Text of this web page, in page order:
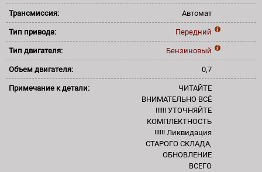
Трансмиссия: Автомат
Тип привода: Передний
Тип двигателя: Бензиновый
Объем двигателя: 0,7
Примечание к детали:
ЧИТАЙТЕ
ВНИМАТЕЛЬНО ВСЁ
!!!!!! УТОЧНЯЙТЕ
КОМПЛЕКТНОСТЬ
!!!!!! Ликвидация
СТАРОГО СКЛАДА,
ОБНОВЛЕНИЕ
ВСЕГО